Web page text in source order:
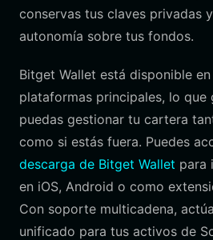
conservas tus claves privadas
autonomía sobre tus fondos.
Bitget Wallet está disponible
plataformas principales, lo que
puedas gestionar tu cartera
como si estás fuera. Puedes
descarga de Bitget Wallet para
en iOS, Android o como
Con soporte multicadena,
unificado para tus activos de